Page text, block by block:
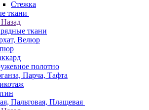
Стежка
ткани
Назад
ткани
Велюр
полотно
Парча, Тафта
Пальтовая, Плащевая